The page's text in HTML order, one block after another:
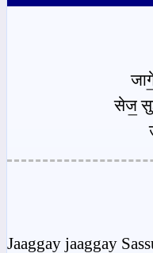
सेज॒
Jaaggay jaaggay